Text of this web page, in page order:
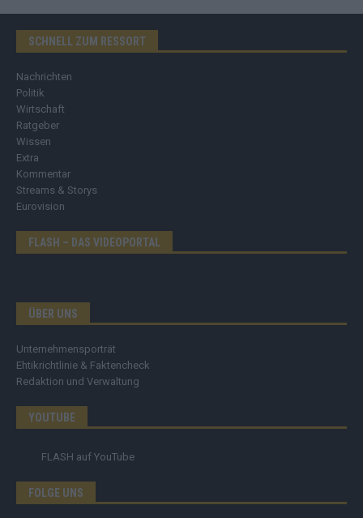
SCHNELL ZUM RESSORT
Nachrichten
Politik
Wirtschaft
Ratgeber
Wissen
Extra
Kommentar
Streams & Storys
Eurovision
FLASH – DAS VIDEOPORTAL
ÜBER UNS
Unternehmensporträt
Ehtikrichtlinie & Faktencheck
Redaktion und Verwaltung
YOUTUBE
FLASH auf YouTube
FOLGE UNS